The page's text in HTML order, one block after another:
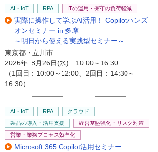
AI・IoT RPA ITの運用・保守の負荷軽減
実際に操作して学ぶAI活用！ Copilotハンズ
オンセミナー in 多摩
～明日から使える実践型セミナー～
東京都・立川市
2026年 8月26日(水) 10:00～16:30
（1回目：10:00～12:00、2回目：14:30～
16:30）
AI・IoT RPA
クラウド
製品の導入・活用支援
経営基盤強化・リスク対策
営業・業務プロセス効率化
Microsoft 365 Copilot活用セミナー